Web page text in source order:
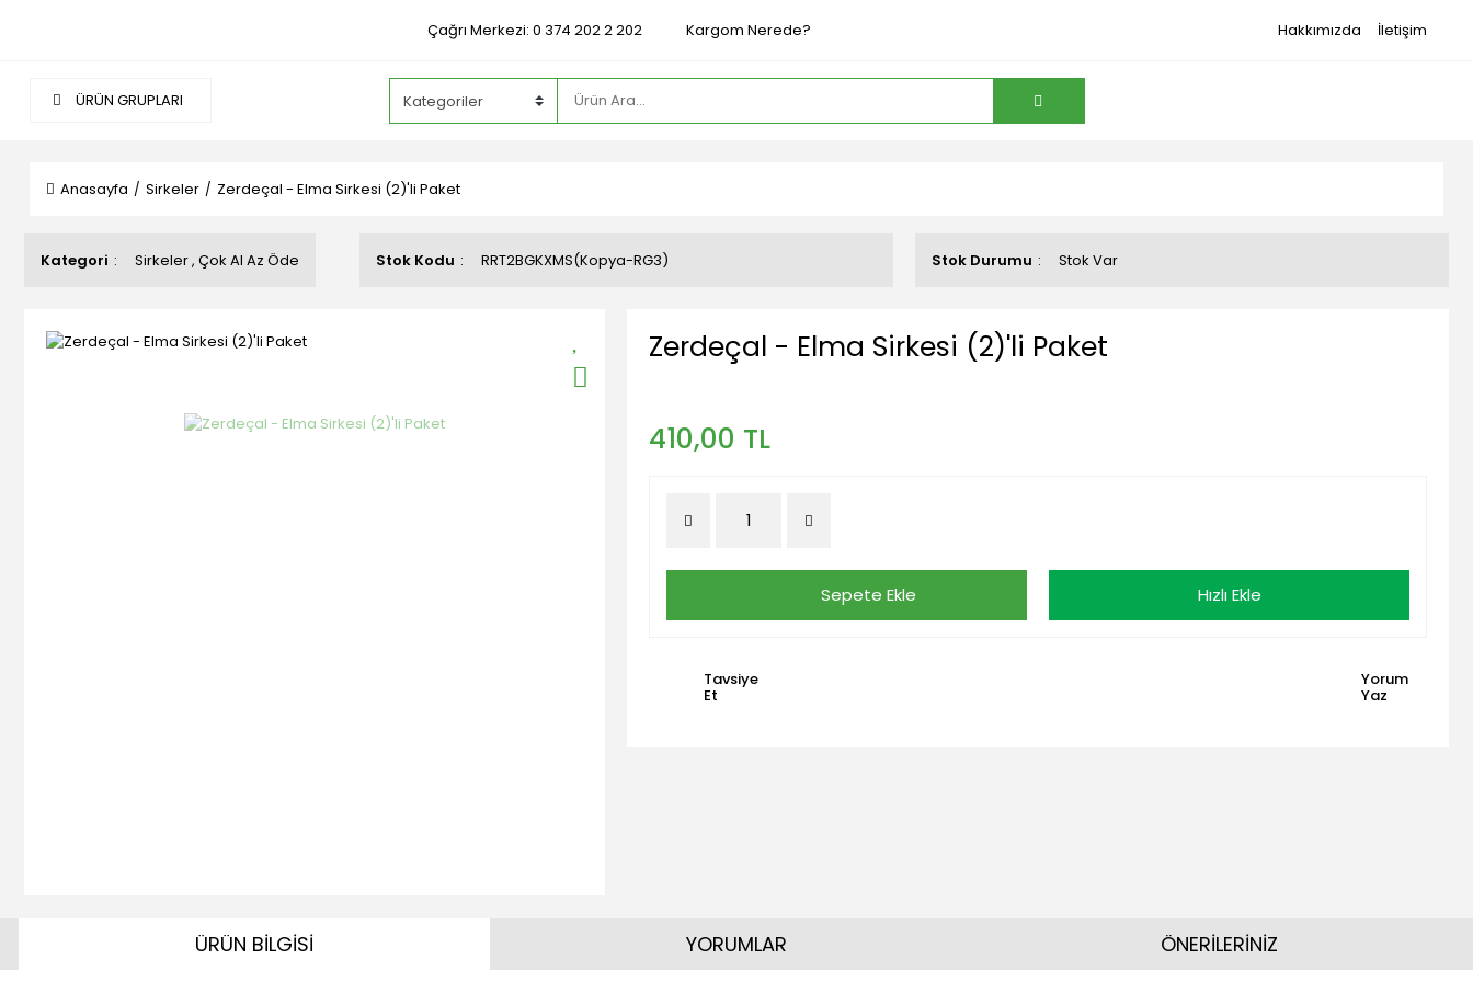
Çağrı Merkezi: 0 374 202 2 202 Kargom Nerede? Hakkımızda İletişim
ÜRÜN GRUPLARI
Anasayfa Sirkeler Zerdeçal - Elma Sirkesi (2)'li Paket
Kategori Sirkeler, Çok Al Az Öde Stok Kodu RRT2BGKXMS(Kopya-RG3) Stok Durumu Stok Var
Zerdeçal - Elma Sirkesi (2)'li Paket
410,00 TL
Sepete Ekle Hızlı Ekle
Tavsiye
Et
Yorum
Yaz
ÜRÜN BİLGİSİ YORUMLAR ÖNERİLERİNİZ